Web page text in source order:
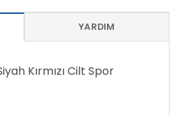
YARDIM
Kırmızı Cilt Spor